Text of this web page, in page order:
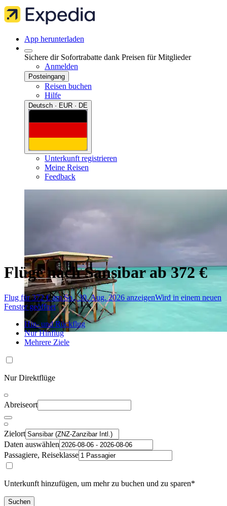
App herunterladen
Sichere dir Sofortrabatte dank Preisen für Mitglieder
Anmelden
Posteingang
Reisen buchen
Hilfe
Deutsch · EUR · DE
Unterkunft registrieren
Meine Reisen
Feedback
Flüge nach Sansibar ab 372 €
Flug für 372 € am So., 30. Aug. 2026 anzeigenWird in einem neuen
Fenster geöffnet
Hin- und Rückflug
Nur Hinflug
Mehrere Ziele
Nur Direktflüge
Abreiseort
Zielort
Daten auswählen
Passagiere, Reiseklasse
Unterkunft hinzufügen, um mehr zu buchen und zu sparen*
Suchen